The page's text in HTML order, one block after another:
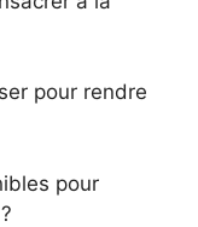
pour rendre
pour